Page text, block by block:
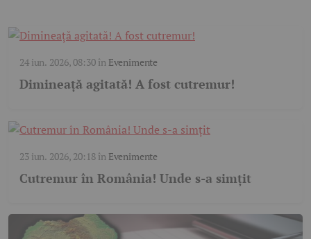
24 iun. 2026, 08:30în Evenimente
Dimineață agitată! A fost cutremur!
23 iun. 2026, 20:18în Evenimente
Cutremur în România! Unde s-a simțit